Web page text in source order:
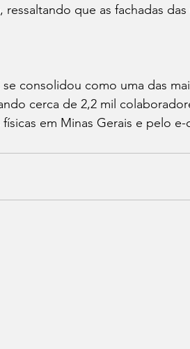
que as fachadas
consolidou como uma das
cerca de 2,2 mil
em Minas Gerais e pelo